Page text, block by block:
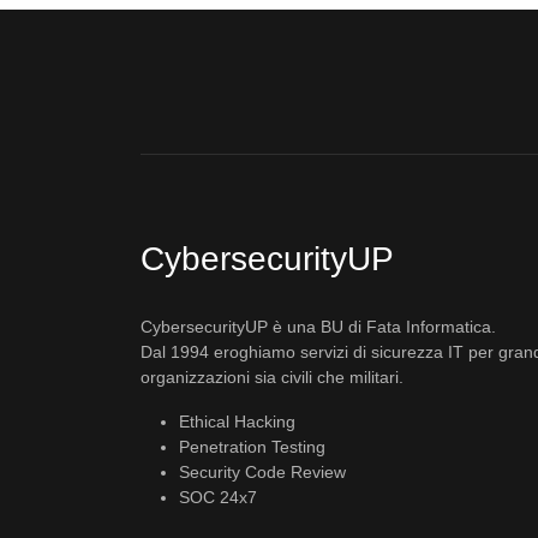
CybersecurityUP
CybersecurityUP è una BU di Fata Informatica.
Dal 1994 eroghiamo servizi di sicurezza IT per
organizzazioni sia civili che militari.
Ethical Hacking
Penetration Testing
Security Code Review
SOC 24x7